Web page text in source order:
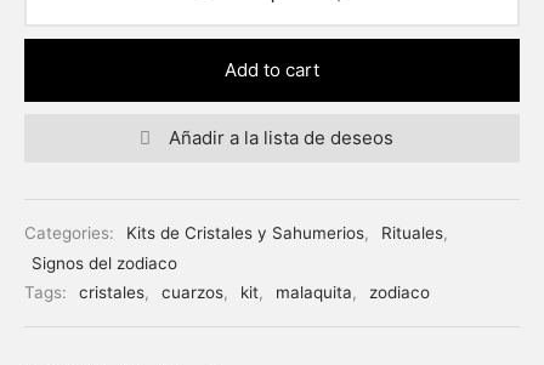
Add to cart
Añadir a la lista de deseos
Categories: Kits de Cristales y Sahumerios, Rituales,
Signos del zodiaco
Tags:
cristales, cuarzos, kit, malaquita, zodiaco